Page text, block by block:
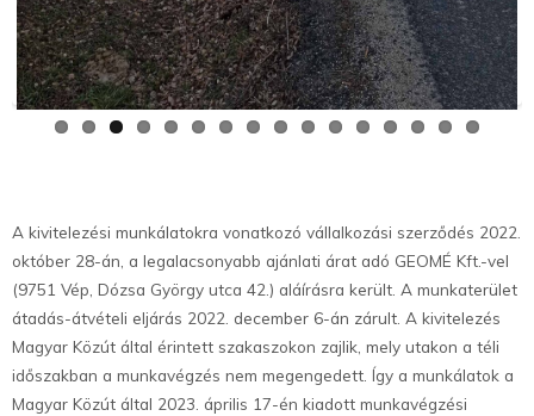
A kivitelezési munkálatokra vonatkozó vállalkozási szerződés 2022.
október 28-án, a legalacsonyabb ajánlati árat adó GEOMÉ Kft.-vel
(9751 Vép, Dózsa György utca 42.) aláírásra került. A munkaterület
átadás-átvételi eljárás 2022. december 6-án zárult. A kivitelezés
Magyar Közút által érintett szakaszokon zajlik, mely utakon a téli
időszakban a munkavégzés nem megengedett. Így a munkálatok a
Magyar Közút által 2023. április 17-én kiadott munkavégzési